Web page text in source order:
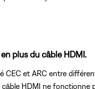
plus du câble HDMI.
CEC et ARC entre
HDMI ne